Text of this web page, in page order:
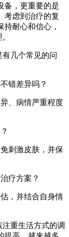
备，更重要的是
考虑到治疗的复
耐心和信心，
有几个常见的问
错差异吗？
、病情严重程度
刺激皮肤，并保
疗方案？
，并结合自身情
重生活方式的调